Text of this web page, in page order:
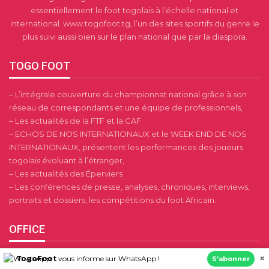
essentiellement le foot togolais à l’échelle national et
international. www.togofoot.tg, l’un des sites sportifs du genre le
plus suivi aussi bien sur le plan national que par la diaspora.
TOGO FOOT
– L’intégrale couverture du championnat national grâce à son
réseau de correspondants et une équipe de professionnels,
– Les actualités de la FTF et la CAF
– ECHOS DE NOS INTERNATIONAUX et le WEEK END DE NOS
INTERNATIONAUX, présentent les performances des joueurs
togolais évoluant à l’étranger,
– Les actualités des Éperviers
– Les conférences de presse, analyses, chroniques, interviews,
portraits et dossiers, les compétitions du foot Africain.
OFFICE
Pour toutes informations, publicités et partenariats Contactez
TogoFoot vous informe sur WhatsApp ! S’abonner ×